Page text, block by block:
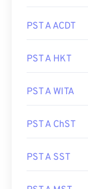
PST A ACDT
PST A HKT
PST A WITA
PST A ChST
PST A SST